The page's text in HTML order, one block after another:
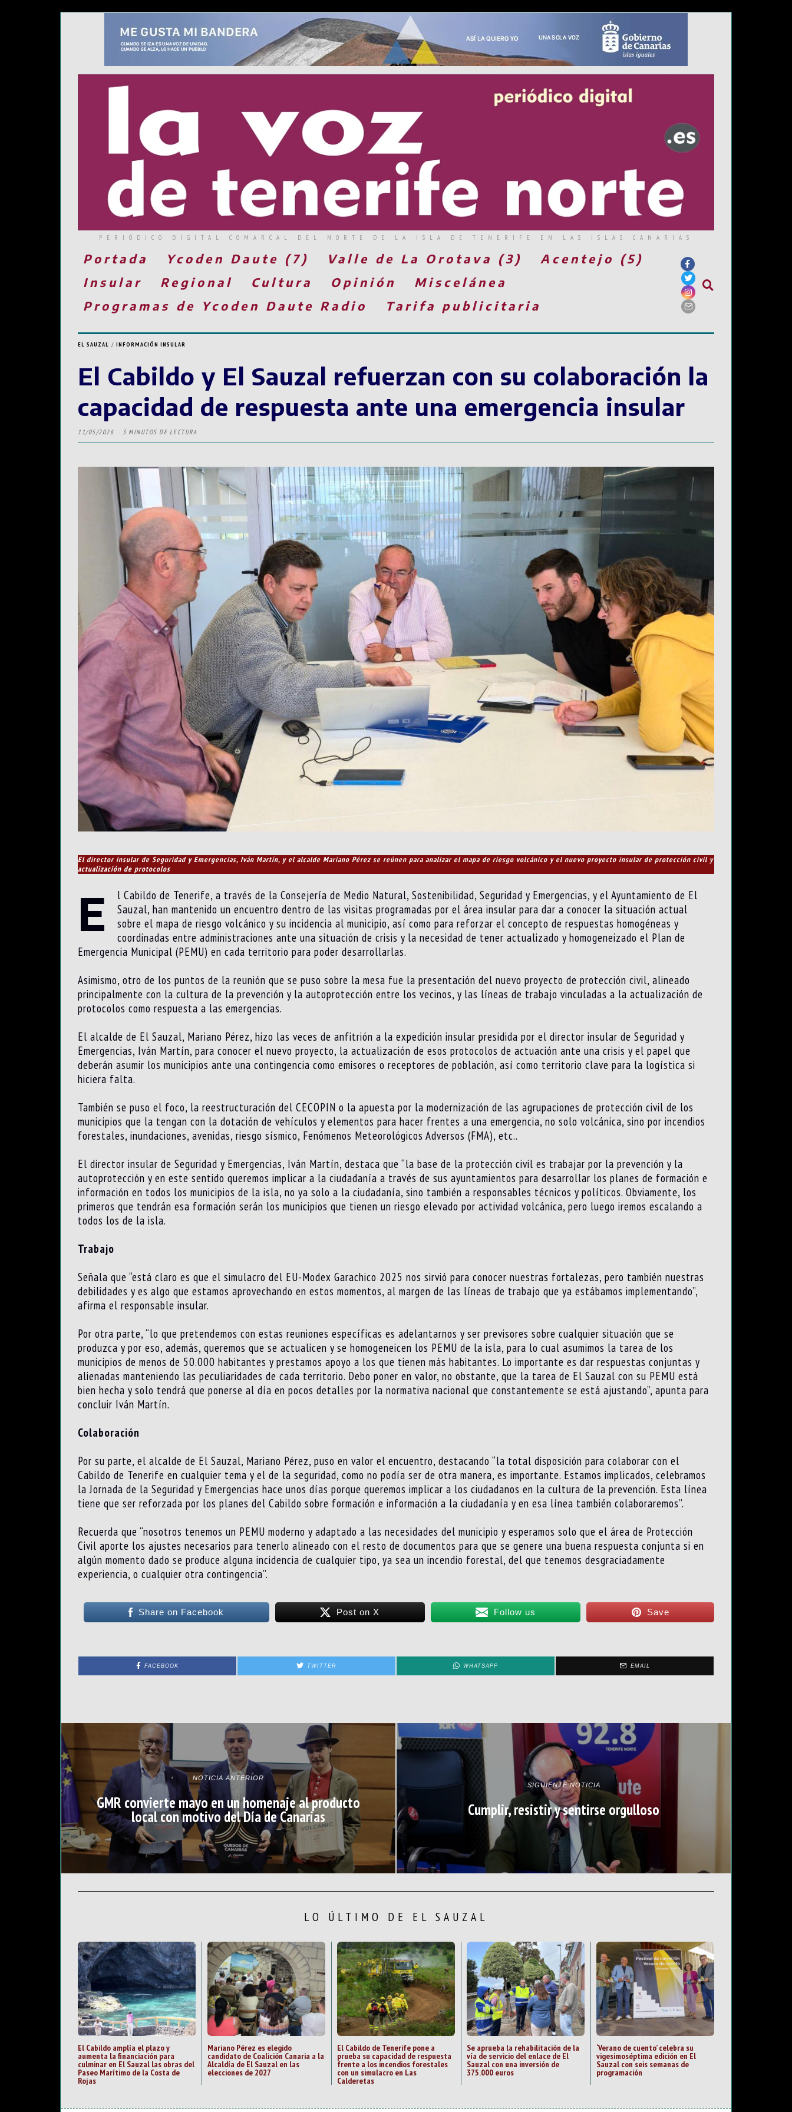
PERIÓDICO DIGITAL COMARCAL DEL NORTE DE LA ISLA DE TENERIFE EN LAS ISLAS CANARIAS
Portada Ycoden Daute (7) Valle de La Orotava (3)
Acentejo (5)
Insular
Regional Cultura Opinión
Miscelánea
Programas de Ycoden Daute Radio
Tarifa publicitaria
EL SAUZAL / INFORMACIÓN INSULAR
El Cabildo y El Sauzal refuerzan con su colaboración la
capacidad de respuesta ante una emergencia insular
11/05/2026 3 MINUTOS DE LECTURA
El director insular de Seguridad y Emergencias, Iván Martín, y el alcalde Mariano Pérez se reúnen para analizar el mapa de riesgo volcánico y el nuevo proyecto insular de protección civil y
actualización de protocolos
E
l Cabildo de Tenerife, a través de la Consejería de Medio Natural, Sostenibilidad, Seguridad y Emergencias, y el Ayuntamiento de El
Sauzal, han mantenido un encuentro dentro de las visitas programadas por el área insular para dar a conocer la situación actual
sobre el mapa de riesgo volcánico y su incidencia al municipio, así como para reforzar el concepto de respuestas homogéneas y
coordinadas entre administraciones ante una situación de crisis y la necesidad de tener actualizado y homogeneizado el Plan de
Emergencia Municipal (PEMU) en cada territorio para poder desarrollarlas.
Asimismo, otro de los puntos de la reunión que se puso sobre la mesa fue la presentación del nuevo proyecto de protección civil, alineado
principalmente con la cultura de la prevención y la autoprotección entre los vecinos, y las líneas de trabajo vinculadas a la actualización de
protocolos como respuesta a las emergencias.
El alcalde de El Sauzal, Mariano Pérez, hizo las veces de anfitrión a la expedición insular presidida por el director insular de Seguridad y
Emergencias, Iván Martín, para conocer el nuevo proyecto, la actualización de esos protocolos de actuación ante una crisis y el papel que
deberán asumir los municipios ante una contingencia como emisores o receptores de población, así como territorio clave para la logística si
hiciera falta.
También se puso el foco, la reestructuración del CECOPIN o la apuesta por la modernización de las agrupaciones de protección civil de los
municipios que la tengan con la dotación de vehículos y elementos para hacer frentes a una emergencia, no solo volcánica, sino por incendios
forestales, inundaciones, avenidas, riesgo sísmico, Fenómenos Meteorológicos Adversos (FMA), etc..
El director insular de Seguridad y Emergencias, Iván Martín, destaca que “la base de la protección civil es trabajar por la prevención y la
autoprotección y en este sentido queremos implicar a la ciudadanía a través de sus ayuntamientos para desarrollar los planes de formación e
información en todos los municipios de la isla, no ya solo a la ciudadanía, sino también a responsables técnicos y políticos. Obviamente, los
primeros que tendrán esa formación serán los municipios que tienen un riesgo elevado por actividad volcánica, pero luego iremos escalando a
todos los de la isla.
Trabajo
Señala que “está claro es que el simulacro del EU-Modex Garachico 2025 nos sirvió para conocer nuestras fortalezas, pero también nuestras
debilidades y es algo que estamos aprovechando en estos momentos, al margen de las líneas de trabajo que ya estábamos implementando”,
afirma el responsable insular.
Por otra parte, “lo que pretendemos con estas reuniones específicas es adelantarnos y ser previsores sobre cualquier situación que se
produzca y por eso, además, queremos que se actualicen y se homogeneicen los PEMU de la isla, para lo cual asumimos la tarea de los
municipios de menos de 50.000 habitantes y prestamos apoyo a los que tienen más habitantes. Lo importante es dar respuestas conjuntas y
alienadas manteniendo las peculiaridades de cada territorio. Debo poner en valor, no obstante, que la tarea de El Sauzal con su PEMU está
bien hecha y solo tendrá que ponerse al día en pocos detalles por la normativa nacional que constantemente se está ajustando”, apunta para
concluir Iván Martín.
Colaboración
Por su parte, el alcalde de El Sauzal, Mariano Pérez, puso en valor el encuentro, destacando “la total disposición para colaborar con el
Cabildo de Tenerife en cualquier tema y el de la seguridad, como no podía ser de otra manera, es importante. Estamos implicados, celebramos
la Jornada de la Seguridad y Emergencias hace unos días porque queremos implicar a los ciudadanos en la cultura de la prevención. Esta línea
tiene que ser reforzada por los planes del Cabildo sobre formación e información a la ciudadanía y en esa línea también colaboraremos”.
Recuerda que “nosotros tenemos un PEMU moderno y adaptado a las necesidades del municipio y esperamos solo que el área de Protección
Civil aporte los ajustes necesarios para tenerlo alineado con el resto de documentos para que se genere una buena respuesta conjunta si en
algún momento dado se produce alguna incidencia de cualquier tipo, ya sea un incendio forestal, del que tenemos desgraciadamente
experiencia, o cualquier otra contingencia”.
Share on Facebook Post on X Follow us Save
FACEBOOK TWITTER WHATSAPP EMAIL
NOTICIA ANTERIOR
GMR convierte mayo en un homenaje al producto
local con motivo del Día de Canarias
SIGUIENTE NOTICIA
Cumplir, resistir y sentirse orgulloso
LO ÚLTIMO DE EL SAUZAL
El Cabildo amplía el plazo y
aumenta la financiación para
culminar en El Sauzal las obras del
Paseo Marítimo de la Costa de
Rojas
Mariano Pérez es elegido
candidato de Coalición Canaria a la
Alcaldía de El Sauzal en las
elecciones de 2027
El Cabildo de Tenerife pone a
prueba su capacidad de respuesta
frente a los incendios forestales
con un simulacro en Las
Calderetas
Se aprueba la rehabilitación de la
vía de servicio del enlace de El
Sauzal con una inversión de
375.000 euros
‘Verano de cuento’ celebra su
vigesimoséptima edición en El
Sauzal con seis semanas de
programación